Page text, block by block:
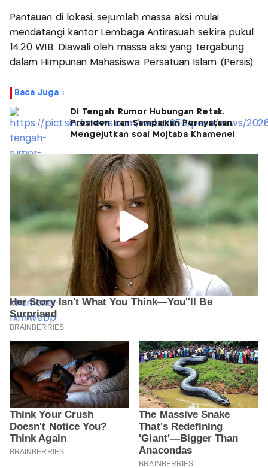
Pantauan di lokasi, sejumlah massa aksi mulai
mendatangi kantor Lembaga Antirasuah sekira pukul
14.20 WIB. Diawali oleh massa aksi yang tergabung
dalam Himpunan Mahasiswa Persatuan Islam (Persis).
Baca Juga :
Di Tengah Rumor Hubungan Retak,
Presiden Iran Sampaikan Pernyataan
Mengejutkan soal Mojtaba Khamenei